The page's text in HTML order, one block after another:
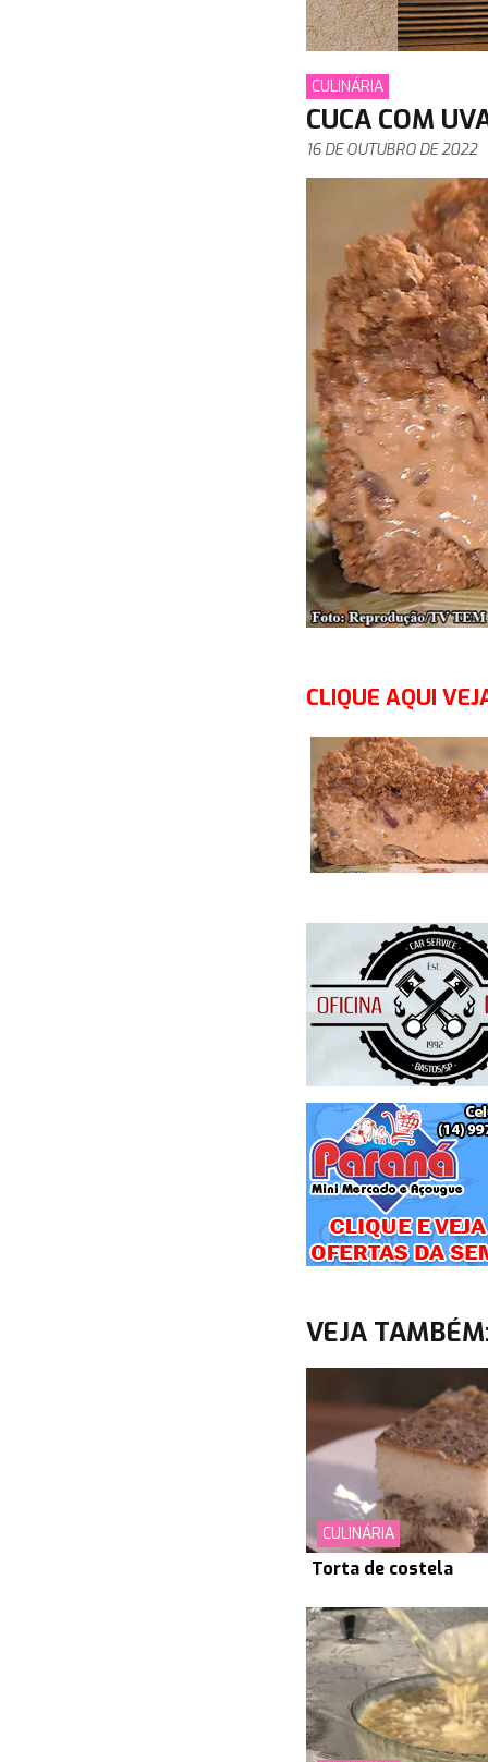
CULINÁRIA
CUCA COM
16 DE OUTUBRO DE 2022
CLIQUE AQUI
VEJA
CULINÁRIA
Torta de costela